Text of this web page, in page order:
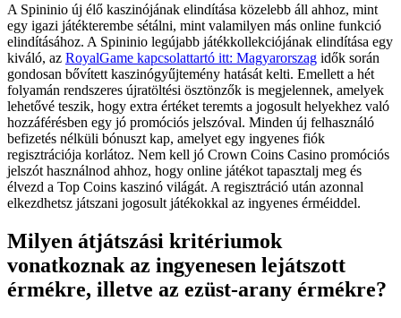
A Spininio új élő kaszinójának elindítása közelebb áll ahhoz, mint
egy igazi játékterembe sétálni, mint valamilyen más online funkció
elindításához. A Spininio legújabb játékkollekciójának elindítása egy
kiváló, az RoyalGame kapcsolattartó itt: Magyarorszag idők során
gondosan bővített kaszinógyűjtemény hatását kelti. Emellett a hét
folyamán rendszeres újratöltési ösztönzők is megjelennek, amelyek
lehetővé teszik, hogy extra értéket teremts a jogosult helyekhez való
hozzáférésben egy jó promóciós jelszóval. Minden új felhasználó
befizetés nélküli bónuszt kap, amelyet egy ingyenes fiók
regisztrációja korlátoz. Nem kell jó Crown Coins Casino promóciós
jelszót használnod ahhoz, hogy online játékot tapasztalj meg és
élvezd a Top Coins kaszinó világát. A regisztráció után azonnal
elkezdhetsz játszani jogosult játékokkal az ingyenes érméiddel.
Milyen átjátszási kritériumok
vonatkoznak az ingyenesen lejátszott
érmékre, illetve az ezüst-arany érmékre?